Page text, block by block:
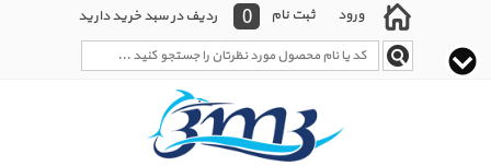
ورود ثبت نام 0 ردیف در سبد خرید دارید